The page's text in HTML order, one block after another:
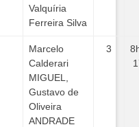
Valquíria
Ferreira Silva
Marcelo
Calderari
MIGUEL,
Gustavo de
Oliveira
ANDRADE
3